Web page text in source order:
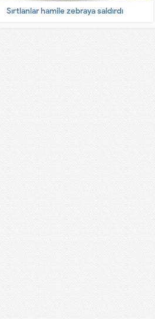
Sırtlanlar hamile zebraya saldırdı